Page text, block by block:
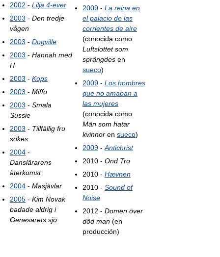
2002 - Lilja 4-ever
2003 - Den tredje
vågen
2003 - Dogville
2003 - Hannah med
H
2003 - Kops
2003 - Miffo
2003 - Smala
Sussie
2003 - Tillfällig fru
sökes
2004 -
Danslärarens
återkomst
2004 - Masjävlar
2005 - Kim Novak
badade aldrig i
Genesarets sjö
2009 - La reina en
el palacio de las
corrientes de aire
(conocida como
Luftslottet som
sprängdes en
sueco)
2009 - Los hombres
que no amaban a
las mujeres
(conocida como
Män som hatar
kvinnor en sueco)
2009 - Antichrist
2010 - Ond Tro
2010 - Hævnen
2010 - Sound of
Noise
2012 - Domen över
död man (en
producción)